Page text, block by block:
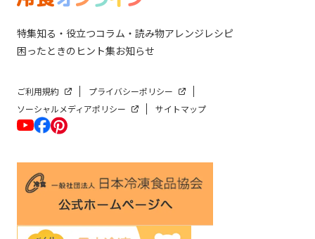
特集知る・役立つコラム・読み物アレンジレシピ
困ったときのヒント集お知らせ
ご利用規約
プライバシーポリシー
ソーシャルメディアポリシー
サイトマップ